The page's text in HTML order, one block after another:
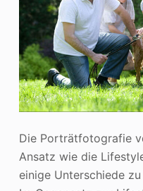
Die Porträtfotografie
Ansatz wie die
einige Unterschiede